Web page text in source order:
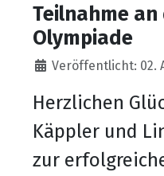
Teilnahme
Olympiade
Details
Veröffentlicht: 02.
Herzlichen
Käppler und
zur